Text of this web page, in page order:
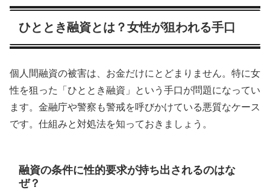
ひととき融資とは？女性が狙われる手口
個人間融資の被害は、お金だけにとどまりません。特に女
性を狙った「ひととき融資」という手口が問題になってい
ます。金融庁や警察も警戒を呼びかけている悪質なケース
です。仕組みと対処法を知っておきましょう。
融資の条件に性的要求が持ち出されるのはな
ぜ？